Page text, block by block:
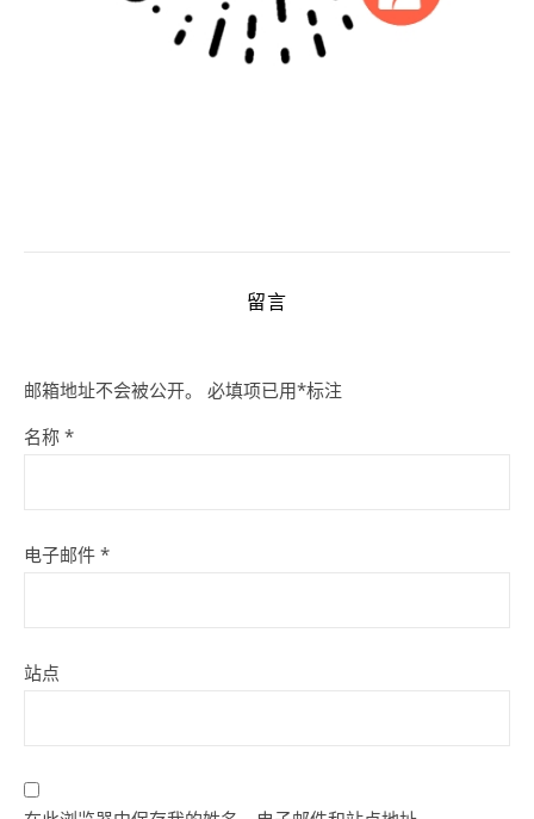
留言
邮箱地址不会被公开。 必填项已用*标注
名称 *
电子邮件 *
站点